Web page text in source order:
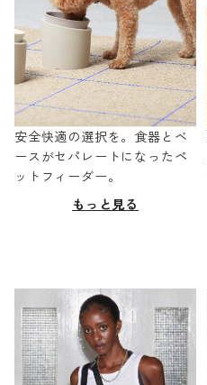
安全快適の選択を。食器とベ
ースがセパレートになったペ
ットフィーダー。
もっと見る